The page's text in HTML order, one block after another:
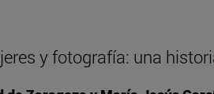
y fotografía: una